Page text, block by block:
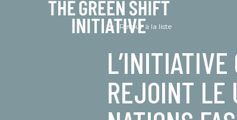
Retour à la liste
REJOINT LE
Panneau de gestion des cookies